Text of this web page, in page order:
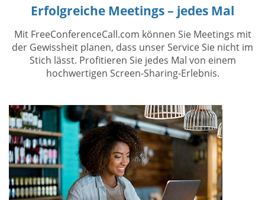
Erfolgreiche Meetings – jedes Mal
Mit FreeConferenceCall.com können Sie Meetings mit
der Gewissheit planen, dass unser Service Sie nicht im
Stich lässt. Profitieren Sie jedes Mal von einem
hochwertigen Screen-Sharing-Erlebnis.